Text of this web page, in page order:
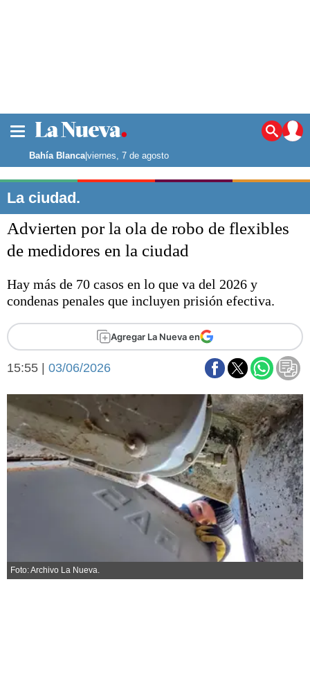
Noticias
La ciudad
Punta Alta
El mundo
Seguridad
Deportes
Escenario Olímpico
Liga del Sur
Fútbol
Cines
Economía y campo
Economía y finanzas
Con el campo
Espacio empresas
Sociedad y tiempo
Sociedad
Tecnología
Turismo
Salud
Es viral
El tiempo
Bahía Blanca|viernes, 7 de agosto
La ciudad.
Advierten por la ola de robo de flexibles
de medidores en la ciudad
Hay más de 70 casos en lo que va del 2026 y
condenas penales que incluyen prisión efectiva.
Agregar La Nueva en
15:55 | 03/06/2026
Foto: Archivo La Nueva.